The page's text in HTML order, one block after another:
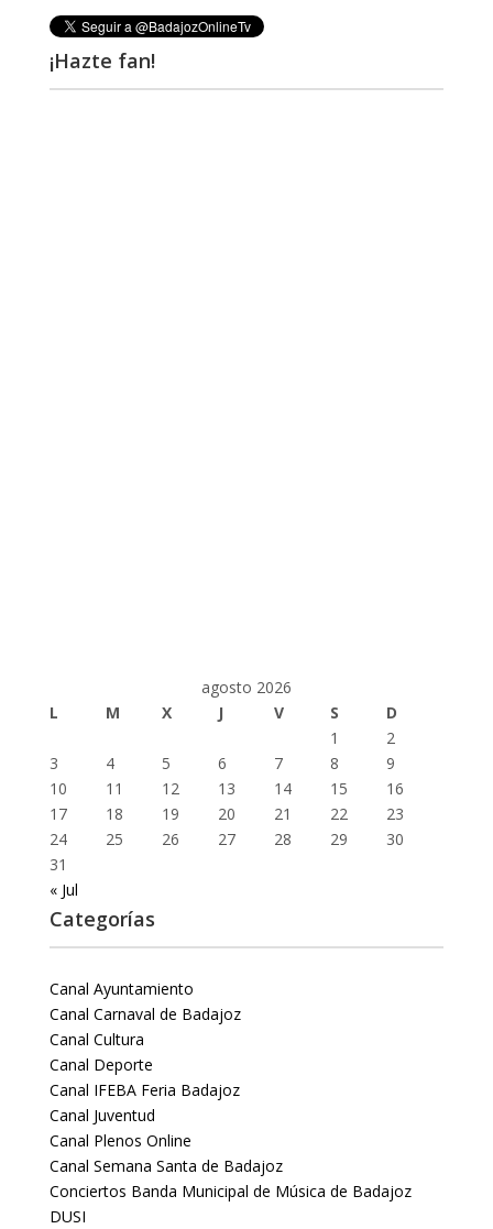
¡Hazte fan!
agosto 2026
L
M X J V S
D
1
2
3
4 5 6 7 8
9
10
11 12 13 14 15
16
17
18 19 20 21 22
23
24
25 26 27 28 29
30
31
« Jul
Categorías
Canal Ayuntamiento
Canal Carnaval de Badajoz
Canal Cultura
Canal Deporte
Canal IFEBA Feria Badajoz
Canal Juventud
Canal Plenos Online
Canal Semana Santa de Badajoz
Conciertos Banda Municipal de Música de Badajoz
DUSI